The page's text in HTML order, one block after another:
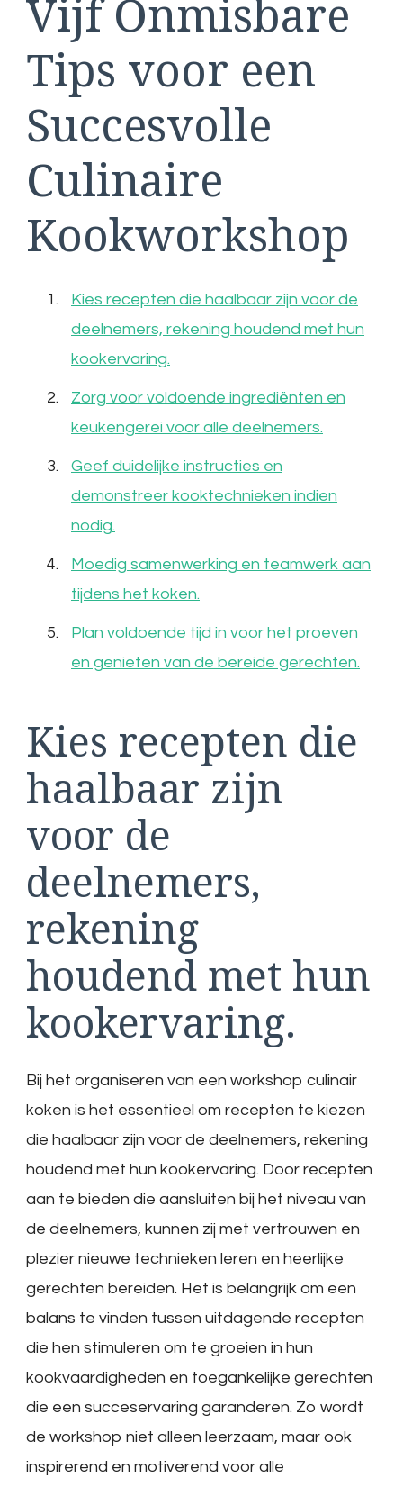
Vijf Onmisbare
Tips voor een
Succesvolle
Culinaire
Kookworkshop
Kies recepten die haalbaar zijn voor de
deelnemers, rekening houdend met hun
kookervaring.
Zorg voor voldoende ingrediënten en
keukengerei voor alle deelnemers.
Geef duidelijke instructies en
demonstreer kooktechnieken indien
nodig.
Moedig samenwerking en teamwerk aan
tijdens het koken.
Plan voldoende tijd in voor het proeven
en genieten van de bereide gerechten.
Kies recepten die
haalbaar zijn
voor de
deelnemers,
rekening
houdend met hun
kookervaring.
Bij het organiseren van een workshop culinair
koken is het essentieel om recepten te kiezen
die haalbaar zijn voor de deelnemers, rekening
houdend met hun kookervaring. Door recepten
aan te bieden die aansluiten bij het niveau van
de deelnemers, kunnen zij met vertrouwen en
plezier nieuwe technieken leren en heerlijke
gerechten bereiden. Het is belangrijk om een
balans te vinden tussen uitdagende recepten
die hen stimuleren om te groeien in hun
kookvaardigheden en toegankelijke gerechten
die een succeservaring garanderen. Zo wordt
de workshop niet alleen leerzaam, maar ook
inspirerend en motiverend voor alle